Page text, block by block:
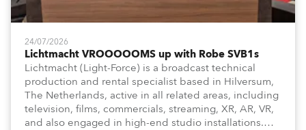
24/07/2026
Lichtmacht VROOOOOMS up with Robe SVB1s
Lichtmacht (Light-Force) is a broadcast technical
production and rental specialist based in Hilversum,
The Netherlands, active in all related areas, including
television, films, commercials, streaming, XR, AR, VR,
and also engaged in high-end studio installations.